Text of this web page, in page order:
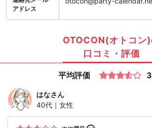
アドレス
OTOCON(オトコン
口コミ・評価
平均評価
はなさん
40代｜女性